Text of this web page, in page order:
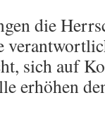
die
sich auf
erhöhen